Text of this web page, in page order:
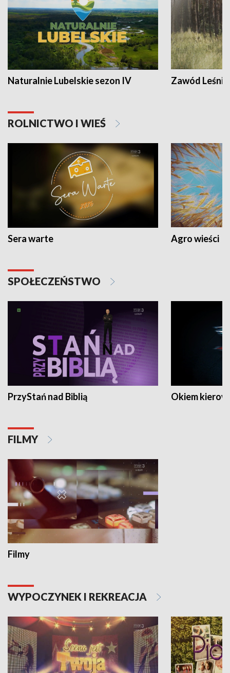
Naturalnie Lubelskie sezon IV Zawód Leśnik
ROLNICTWO I WIEŚ
Sera warte Agro wieści
SPOŁECZEŃSTWO
PrzyStań nad Biblią Okiem
FILMY
Filmy
WYPOCZYNEK I REKREACJA